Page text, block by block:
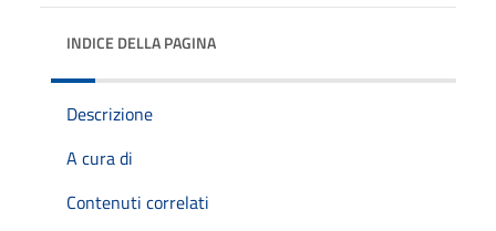
INDICE DELLA PAGINA
Descrizione
A cura di
Contenuti correlati